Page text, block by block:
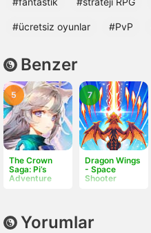
#ücretsiz oyunlar #PvP
Benzer
The Crown
Saga: Pi’s
Adventure
5
Dragon Wings
- Space
Shooter
7
Yorumlar